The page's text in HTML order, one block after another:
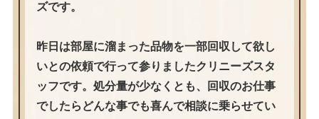
ズです。
昨日は部屋に溜まった品物を一部回収して欲し
いとの依頼で行って参りましたクリニーズスタ
ッフです。処分量が少なくとも、回収のお仕事
でしたらどんな事でも喜んで相談に乗らせてい